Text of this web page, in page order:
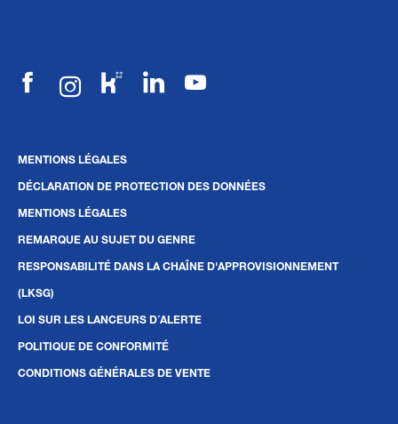
MENTIONS LÉGALES
DÉCLARATION DE PROTECTION DES DONNÉES
MENTIONS LÉGALES
REMARQUE AU SUJET DU GENRE
RESPONSABILITÉ DANS LA CHAÎNE D'APPROVISIONNEMENT
(LKSG)
LOI SUR LES LANCEURS D´ALERTE
POLITIQUE DE CONFORMITÉ
CONDITIONS GÉNÉRALES DE VENTE